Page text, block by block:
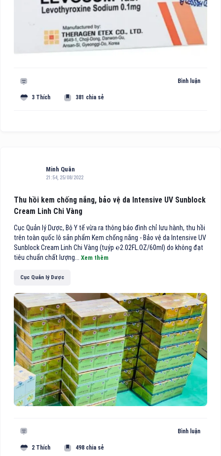
Bình luận
3 Thích 381 chia sẻ
Minh Quân
21:54, 25/08/2022
Thu hồi kem chống nắng, bảo vệ da Intensive UV Sunblock
Cream Linh Chi Vàng
Cục Quản lý Dược, Bộ Y tế vừa ra thông báo đình chỉ lưu hành, thu hồi
trên toàn quốc lô sản phẩm Kem chống nắng - Bảo vệ da Intensive UV
Sunblock Cream Linh Chi Vàng (tuýp ℮2.02FL.OZ/60ml) do không đạt
tiêu chuẩn chất lượng... Xem thêm
Cục Quản lý Dược
Bình luận
2 Thích 498 chia sẻ